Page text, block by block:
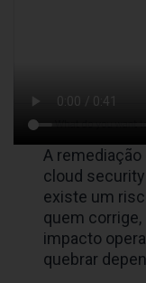
A
cloud
existe um
quem corrige,
impacto
quebrar